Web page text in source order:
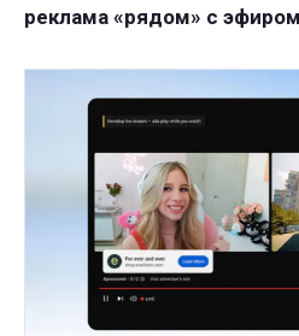
реклама «рядом» с